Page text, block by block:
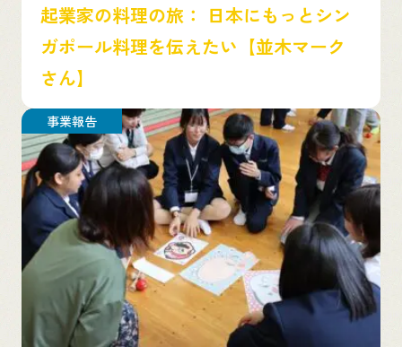
起業家の料理の旅： 日本にもっとシン
ガポール料理を伝えたい【並木マーク
さん】
事業報告